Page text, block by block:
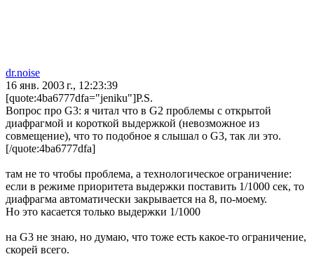
dr.noise
16 янв. 2003 г., 12:23:39
[quote:4ba6777dfa="jeniku"]P.S.
Вопрос про G3: я читал что в G2 проблемы с открытой
диафрагмой и короткой выдержкой (невозможное из
совмещение), что то подобное я слышал о G3, так ли это.
[/quote:4ba6777dfa]
там не то чтобы проблема, а технологическое ограничение:
если в режиме приоритета выдержки поставить 1/1000 сек, то
диафрагма автоматически закрывается на 8, по-моему.
Но это касается только выдержки 1/1000
на G3 не знаю, но думаю, что тоже есть какое-то ограничение,
скорей всего.